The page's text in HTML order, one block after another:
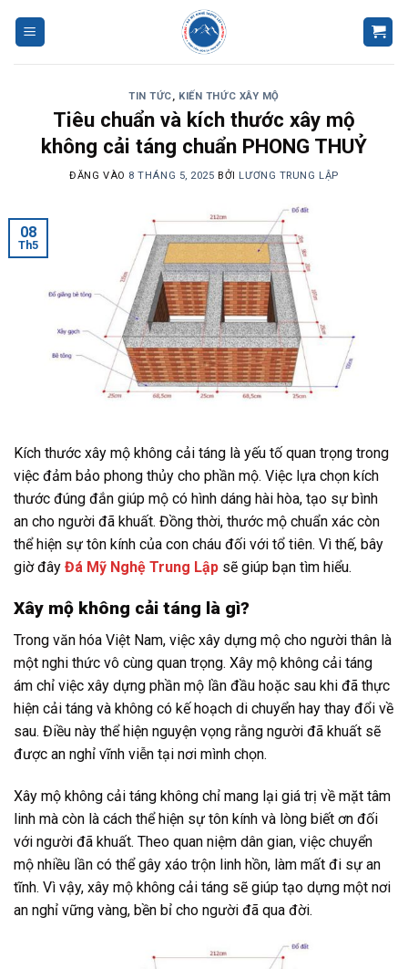
TIN TỨC, KIẾN THỨC XÂY MỘ
Tiêu chuẩn và kích thước xây mộ
không cải táng chuẩn PHONG THUỶ
ĐĂNG VÀO 8 THÁNG 5, 2025 BỞI LƯƠNG TRUNG LẬP
08
Th5
Kích thước xây mộ không cải táng là yếu tố quan trọng trong
việc đảm bảo phong thủy cho phần mộ. Việc lựa chọn kích
thước đúng đắn giúp mộ có hình dáng hài hòa, tạo sự bình
an cho người đã khuất. Đồng thời, thước mộ chuẩn xác còn
thể hiện sự tôn kính của con cháu đối với tổ tiên. Vì thế, bây
giờ đây Đá Mỹ Nghệ Trung Lập sẽ giúp bạn tìm hiểu.
Xây mộ không cải táng là gì?
Trong văn hóa Việt Nam, việc xây dựng mộ cho người thân là
một nghi thức vô cùng quan trọng. Xây mộ không cải táng
ám chỉ việc xây dựng phần mộ lần đầu hoặc sau khi đã thực
hiện cải táng và không có kế hoạch di chuyển hay thay đổi về
sau. Điều này thể hiện nguyện vọng rằng người đã khuất sẽ
được an nghỉ vĩnh viễn tại nơi mình chọn.
Xây mộ không cải táng không chỉ mang lại giá trị về mặt tâm
linh mà còn là cách thể hiện sự tôn kính và lòng biết ơn đối
với người đã khuất. Theo quan niệm dân gian, việc chuyển
mộ nhiều lần có thể gây xáo trộn linh hồn, làm mất đi sự an
tĩnh. Vì vậy, xây mộ không cải táng sẽ giúp tạo dựng một nơi
an nghỉ vững vàng, bền bỉ cho người đã qua đời.